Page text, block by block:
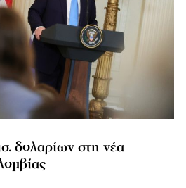
δολαρίων στη νέα